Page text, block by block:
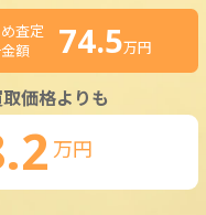
査定
額
74.5万円
価格よりも
万円